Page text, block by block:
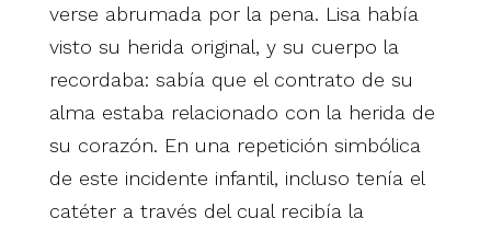
verse abrumada por la pena. Lisa había
visto su herida original, y su cuerpo la
recordaba: sabía que el contrato de su
alma estaba relacionado con la herida de
su corazón. En una repetición simbólica
de este incidente infantil, incluso tenía el
catéter a través del cual recibía la